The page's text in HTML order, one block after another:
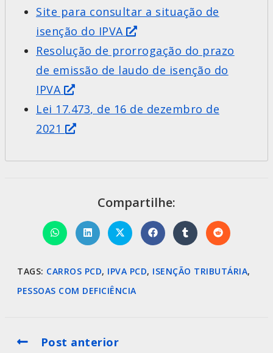
Site para consultar a situação de
isenção do IPVA
Resolução de prorrogação do prazo
de emissão de laudo de isenção do
IPVA
Lei 17.473, de 16 de dezembro de
2021
Compartilhe:
TAGS: CARROS PCD, IPVA PCD, ISENÇÃO TRIBUTÁRIA,
PESSOAS COM DEFICIÊNCIA
Post anterior